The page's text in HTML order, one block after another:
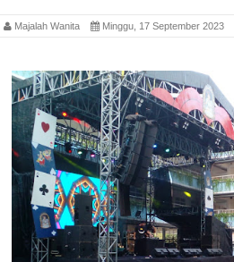
Majalah Wanita Minggu, 17 September 2023